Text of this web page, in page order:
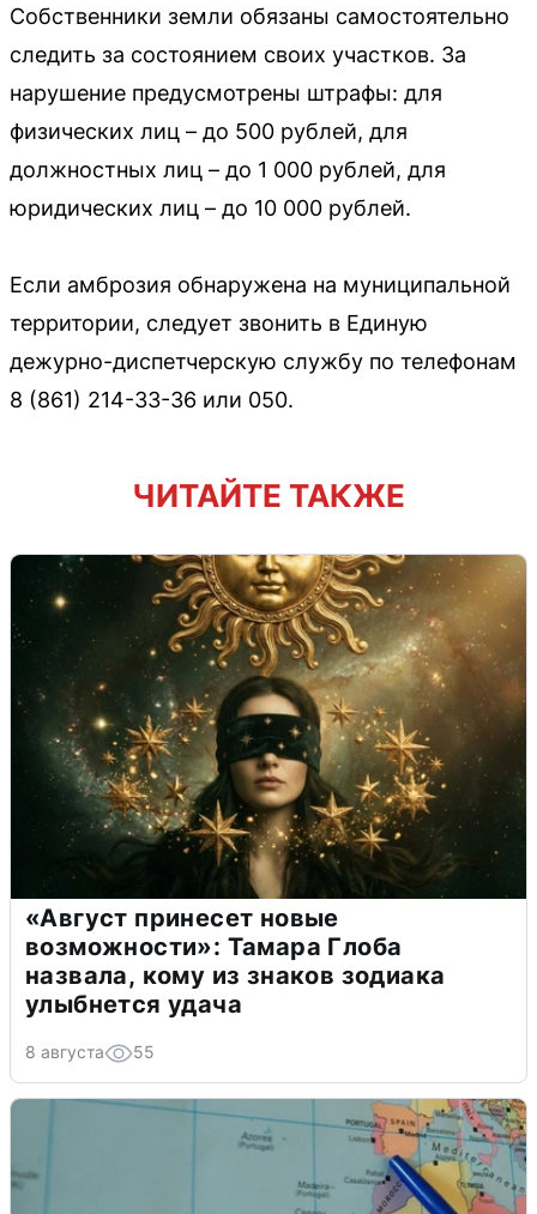
Собственники земли обязаны самостоятельно
следить за состоянием своих участков. За
нарушение предусмотрены штрафы: для
физических лиц – до 500 рублей, для
должностных лиц – до 1 000 рублей, для
юридических лиц – до 10 000 рублей.
Если амброзия обнаружена на муниципальной
территории, следует звонить в Единую
дежурно-диспетчерскую службу по телефонам
8 (861) 214-33-36 или 050.
ЧИТАЙТЕ ТАКЖЕ
«Август принесет новые
возможности»: Тамара Глоба
назвала, кому из знаков зодиака
улыбнется удача
8 августа 55